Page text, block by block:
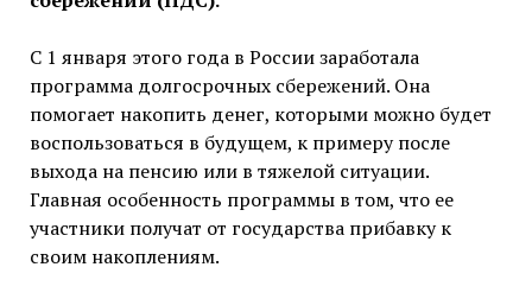
С 1 января этого года в России заработала
программа долгосрочных сбережений. Она
помогает накопить денег, которыми можно будет
воспользоваться в будущем, к примеру после
выхода на пенсию или в тяжелой ситуации.
Главная особенность программы в том, что ее
участники получат от государства прибавку к
своим накоплениям.